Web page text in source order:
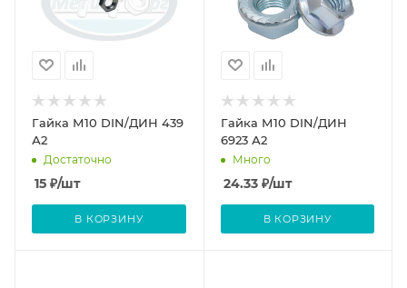
Гайка М10 DIN/ДИН 439
А2
Достаточно
15 ₽/шт
В КОРЗИНУ
Гайка М10 DIN/ДИН
6923 А2
Много
24.33₽/шт
В КОРЗИНУ